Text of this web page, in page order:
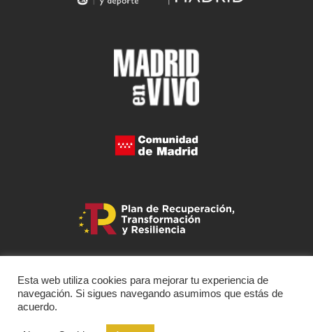
Esta web utiliza cookies para mejorar tu experiencia de
navegación. Si sigues navegando asumimos que estás de
acuerdo.